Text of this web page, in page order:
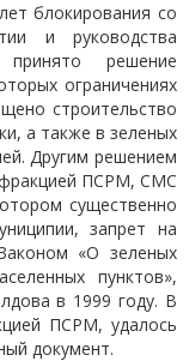
блокирования со
и руководства
решение
ограничениях
строительство
а также в зеленых
Другим решением
ПСРМ, СМС
существенно
запрет на
«О зеленых
пунктов»,
в 1999 году. В
ПСРМ, удалось
документ.